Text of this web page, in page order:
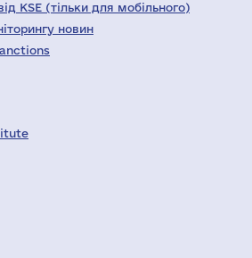
KSE (тільки для мобільного)
новин